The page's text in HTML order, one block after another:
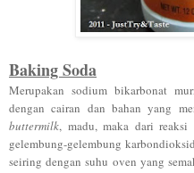
Baking Soda
Merupakan sodium bikarbonat
dengan cairan dan bahan yang
buttermilk, madu, maka dari
gelembung-gelembung
seiring dengan suhu oven yang